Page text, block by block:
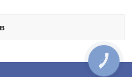
КНОПКА
ЗВ'ЯЗКУ